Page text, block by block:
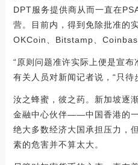
DPT服务提供商从而一直在
营。目前内，得到免除批准的
OKCoin、Bitstamp、
“原则问题准许实际上便是宣
有关人员对新闻记者说，“只待
汝之蜂蜜，彼之药。新加坡逐
金融中心伙伴——中国香港的
绝大多数经济大国承担压力，
素的危害并不算太大。